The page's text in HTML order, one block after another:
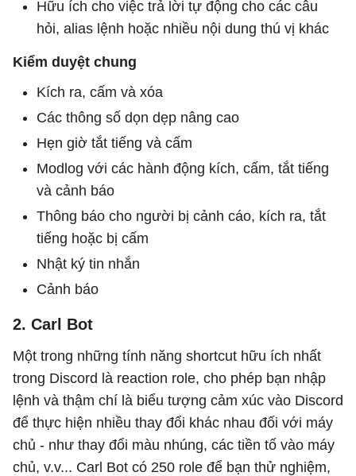
Hữu ích cho việc trả lời tự động cho các câu
hỏi, alias lệnh hoặc nhiều nội dung thú vị khác
Kiểm duyệt chung
Kích ra, cấm và xóa
Các thông số dọn dẹp nâng cao
Hẹn giờ tắt tiếng và cấm
Modlog với các hành động kích, cấm, tắt tiếng
và cảnh báo
Thông báo cho người bị cảnh cáo, kích ra, tắt
tiếng hoặc bị cấm
Nhật ký tin nhắn
Cảnh báo
2. Carl Bot
Một trong những tính năng shortcut hữu ích nhất
trong Discord là reaction role, cho phép bạn nhập
lệnh và thậm chí là biểu tượng cảm xúc vào Discord
để thực hiện nhiều thay đổi khác nhau đối với máy
chủ - như thay đổi màu nhúng, các tiền tố vào máy
chủ, v.v... Carl Bot có 250 role để bạn thử nghiệm,